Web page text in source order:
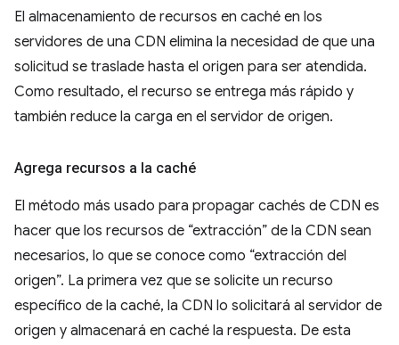
El almacenamiento de recursos en caché en los
servidores de una CDN elimina la necesidad de que una
solicitud se traslade hasta el origen para ser atendida.
Como resultado, el recurso se entrega más rápido y
también reduce la carga en el servidor de origen.
Agrega recursos a la caché
El método más usado para propagar cachés de CDN es
hacer que los recursos de “extracción” de la CDN sean
necesarios, lo que se conoce como “extracción del
origen”. La primera vez que se solicite un recurso
específico de la caché, la CDN lo solicitará al servidor de
origen y almacenará en caché la respuesta. De esta